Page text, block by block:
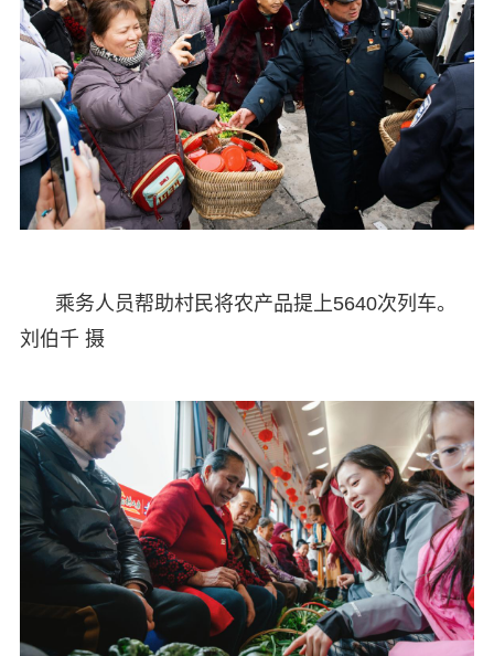
乘务人员帮助村民将农产品提上5640次列车。
刘伯千 摄